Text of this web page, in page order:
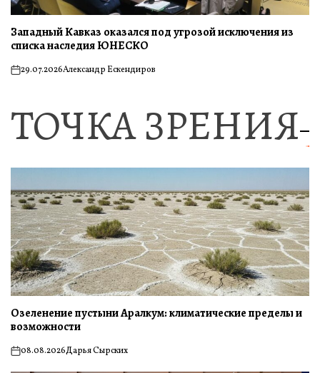
Западный Кавказ оказался под угрозой исключения из
списка наследия ЮНЕСКО
on29.07.2026Александр Ескендиров
ТОЧКА ЗРЕНИЯ
Озеленение пустыни Аралкум: климатические пределы и
возможности
on08.08.2026Дарья Сырских